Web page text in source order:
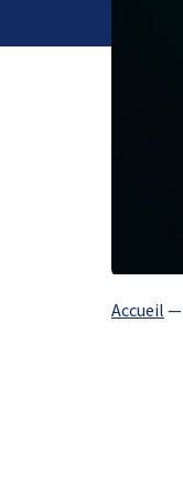
Accueil —